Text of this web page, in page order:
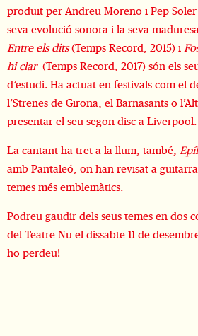
produït per Andreu Moreno i Pep
seva evolució sonora i la seva
Entre els dits(Temps Record, 2015) i
hi clar(Temps Record, 2017) són els
d’estudi. Ha actuat en festivals com el
l’Strenes de Girona, el Barnasants o
presentar el seu segon disc a Liverpool.
La cantant ha tret a la llum, també,
amb Pantaleó, on han revisat a
temes més emblemàtics.
Podreu gaudir dels seus temes en dos
del Teatre Nu el dissabte 11 de
ho perdeu!